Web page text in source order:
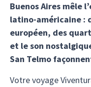
Buenos Aires mêle
latino-américaine :
européen, des
et le son
San Telmo
Votre voyage